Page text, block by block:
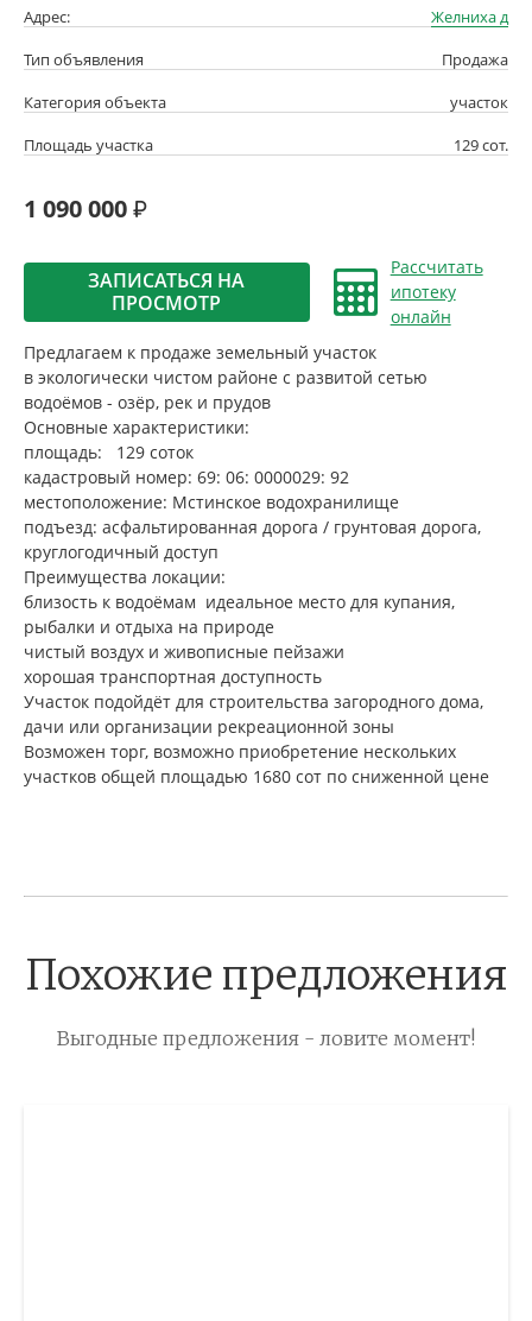
Адрес:
Желниха д
Тип объявления
Продажа
Категория объекта
участок
Площадь участка
129 сот.
1 090 000
ЗАПИСАТЬСЯ НА
ПРОСМОТР
Рассчитать
ипотеку
онлайн
Предлагаем к продаже земельный участок
в экологически чистом районе с развитой сетью
водоёмов - озёр, рек и прудов
Основные характеристики:
площадь: 129 соток
кадастровый номер: 69: 06: 0000029: 92
местоположение: Мстинское водохранилище
подъезд: асфальтированная дорога / грунтовая дорога,
круглогодичный доступ
Преимущества локации:
близость к водоёмам идеальное место для купания,
рыбалки и отдыха на природе
чистый воздух и живописные пейзажи
хорошая транспортная доступность
Участок подойдёт для строительства загородного дома,
дачи или организации рекреационной зоны
Возможен торг, возможно приобретение нескольких
участков общей площадью 1680 сот по сниженной цене
Похожие предложения
Выгодные предложения - ловите момент!